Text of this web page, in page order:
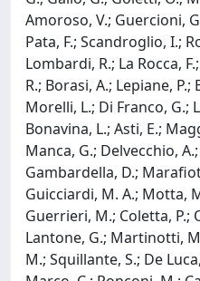
Amoroso, V.; Guercioni,
Pata, F.; Scandroglio, I.;
Lombardi, R.; La Rocca,
R.; Borasi, A.; Lepiane,
Morelli, L.; Di Franco, G.;
Bonavina, L.; Asti, E.;
Manca, G.; Delvecchio,
Gambardella, D.;
Guicciardi, M. A.; Motta,
Guerrieri, M.; Coletta, P.;
Lantone, G.; Martinotti,
M.; Squillante, S.; De